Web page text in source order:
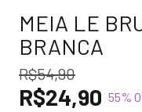
MEIA LE
BRANCA
R$54,90
R$24,90 55%